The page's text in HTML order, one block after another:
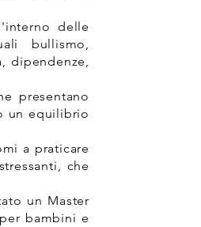
delle
bullismo,
dipendenze,
presentano
un equilibrio
a praticare
che
un Master
bambini e